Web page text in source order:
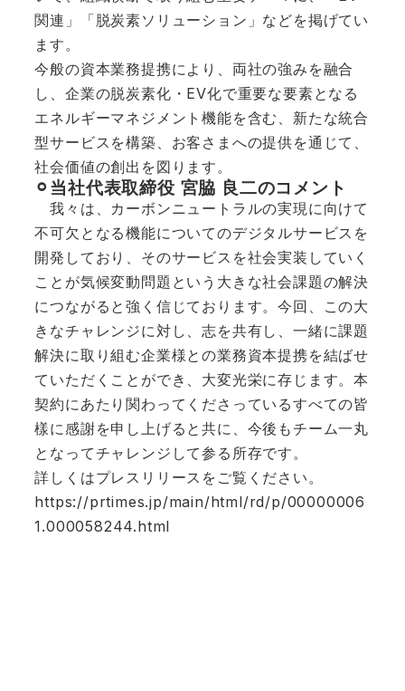
関連」「脱炭素ソリューション」などを掲げてい
ます。
今般の資本業務提携により、両社の強みを融合
し、企業の脱炭素化・EV化で重要な要素となる
エネルギーマネジメント機能を含む、新たな統合
型サービスを構築、お客さまへの提供を通じて、
社会価値の創出を図ります。
⚪︎当社代表取締役 宮脇 良二のコメント
我々は、カーボンニュートラルの実現に向けて
不可欠となる機能についてのデジタルサービスを
開発しており、そのサービスを社会実装していく
ことが気候変動問題という大きな社会課題の解決
につながると強く信じております。今回、この大
きなチャレンジに対し、志を共有し、一緒に課題
解決に取り組む企業様との業務資本提携を結ばせ
ていただくことができ、大変光栄に存じます。本
契約にあたり関わってくださっているすべての皆
樣に感謝を申し上げると共に、今後もチーム一丸
となってチャレンジして参る所存です。
詳しくはプレスリリースをご覧ください。
https://prtimes.jp/main/html/rd/p/00000006
1.000058244.html